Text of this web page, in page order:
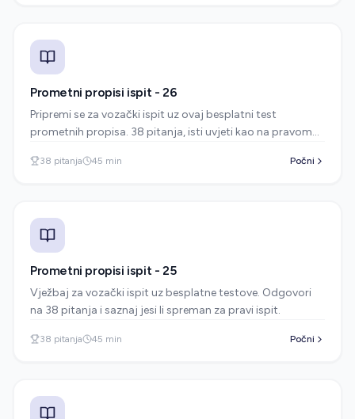
Prometni propisi ispit - 26
Pripremi se za vozački ispit uz ovaj besplatni test
prometnih propisa. 38 pitanja, isti uvjeti kao na pravom
38 pitanja 45 min Počni
Prometni propisi ispit - 25
Vježbaj za vozački ispit uz besplatne testove. Odgovori
na 38 pitanja i saznaj jesi li spreman za pravi ispit.
38 pitanja 45 min Počni